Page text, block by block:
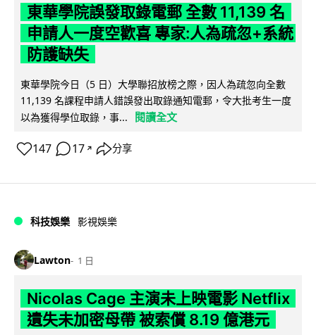
東華學院誤發取錄電郵 全數 11,139 名
申請人一度空歡喜 專家:人為疏忽+系統
防護缺失
東華學院今日（5 日）大學聯招放榜之際，因人為疏忽向全數
11,139 名課程申請人錯誤發出取錄通知電郵，令大批考生一度
以為獲得學位取錄，事...
閱讀全文
147 17 ↗ 分享
科技娛樂 影視娛樂
Lawton 1 日
Nicolas Cage 主演未上映電影 Netflix
遺失未加密母帶 被索償 8.19 億港元